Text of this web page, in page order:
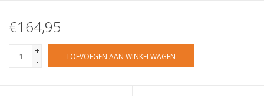
€164,95
+
-
TOEVOEGEN AAN WINKELWAGEN